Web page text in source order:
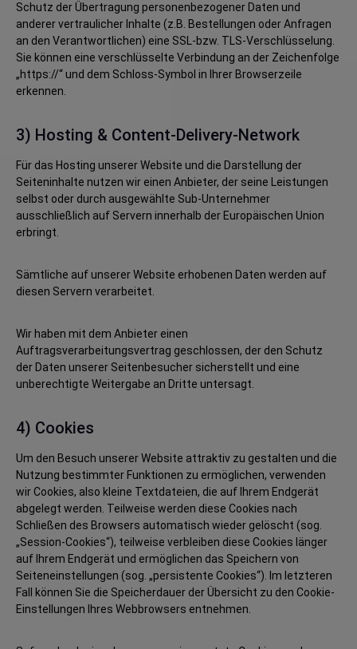
Schutz der Übertragung personenbezogener Daten und
anderer vertraulicher Inhalte (z.B. Bestellungen oder Anfragen
an den Verantwortlichen) eine SSL-bzw. TLS-Verschlüsselung.
Sie können eine verschlüsselte Verbindung an der Zeichenfolge
„https://“ und dem Schloss-Symbol in Ihrer Browserzeile
erkennen.
3) Hosting & Content-Delivery-Network
Für das Hosting unserer Website und die Darstellung der
Seiteninhalte nutzen wir einen Anbieter, der seine Leistungen
selbst oder durch ausgewählte Sub-Unternehmer
ausschließlich auf Servern innerhalb der Europäischen Union
erbringt.
Sämtliche auf unserer Website erhobenen Daten werden auf
diesen Servern verarbeitet.
Wir haben mit dem Anbieter einen
Auftragsverarbeitungsvertrag geschlossen, der den Schutz
der Daten unserer Seitenbesucher sicherstellt und eine
unberechtigte Weitergabe an Dritte untersagt.
4) Cookies
Um den Besuch unserer Website attraktiv zu gestalten und die
Nutzung bestimmter Funktionen zu ermöglichen, verwenden
wir Cookies, also kleine Textdateien, die auf Ihrem Endgerät
abgelegt werden. Teilweise werden diese Cookies nach
Schließen des Browsers automatisch wieder gelöscht (sog.
„Session-Cookies“), teilweise verbleiben diese Cookies länger
auf Ihrem Endgerät und ermöglichen das Speichern von
Seiteneinstellungen (sog. „persistente Cookies“). Im letzteren
Fall können Sie die Speicherdauer der Übersicht zu den Cookie-
Einstellungen Ihres Webbrowsers entnehmen.